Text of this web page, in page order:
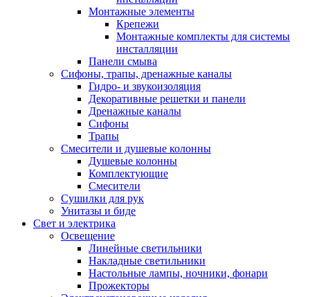
Монтажные элементы
Крепежи
Монтажные комплекты для системы
инсталляции
Панели смыва
Сифоны, трапы, дренажные каналы
Гидро- и звукоизоляция
Декоративные решетки и панели
Дренажные каналы
Сифоны
Трапы
Смесители и душевые колонны
Душевые колонны
Комплектующие
Смесители
Сушилки для рук
Унитазы и биде
Свет и электрика
Освещение
Линейные светильники
Накладные светильники
Настольные лампы, ночники, фонари
Прожекторы